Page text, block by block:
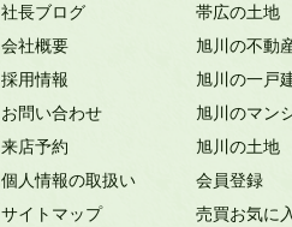
社長ブログ
会社概要
採用情報
お問い合わせ
来店予約
個人情報の取扱い
サイトマップ
帯広の土地
旭川の不動
旭川の一戸
旭川のマン
旭川の土地
会員登録
売買お気に